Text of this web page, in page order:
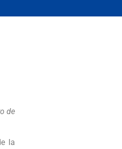
de
la